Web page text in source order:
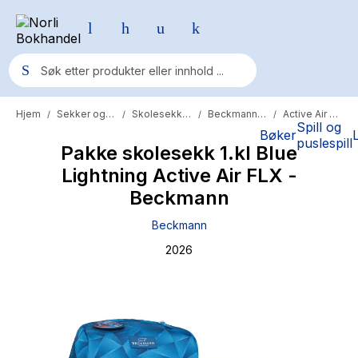
BøkerSpill og
puslespill
Populære søk
Pokemon
One piece
Hypopressiv trening
Hjem / Sekker og skolesaker / Skolesekker / Beckmann sekk / Active Air FLX
Pakke skolesekk 1.kl Blue
Lightning Active Air FLX -
Beckmann
Beckmann
2026